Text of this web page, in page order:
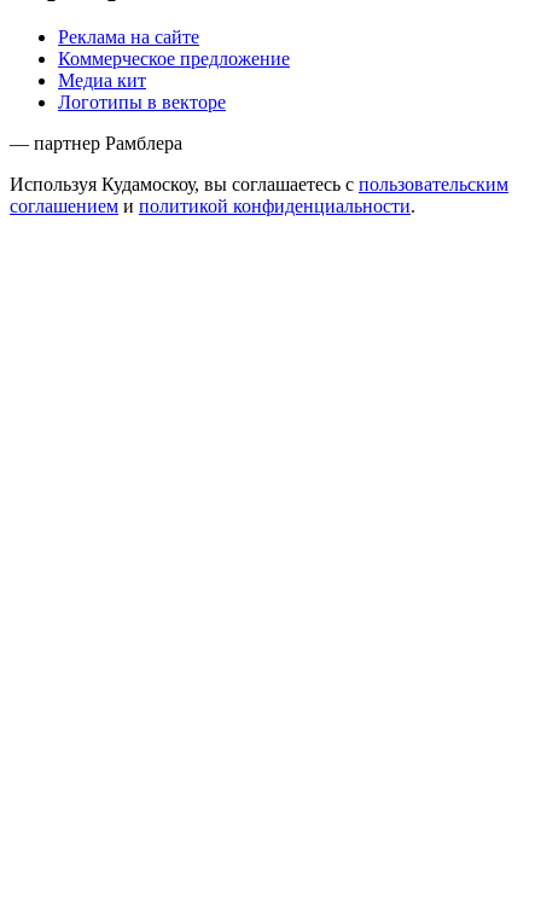
Реклама на сайте
Коммерческое предложение
Медиа кит
Логотипы в векторе
— партнер Рамблера
Используя Кудамоскоу, вы соглашаетесь с пользовательским
соглашением и политикой конфиденциальности.